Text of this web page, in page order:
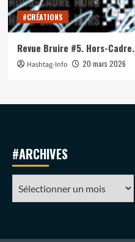
#CRÉATIONS
Revue Bruire #5. Hors-Cadre.
Hashtag-Info 20 mars 2026
#ARCHIVES